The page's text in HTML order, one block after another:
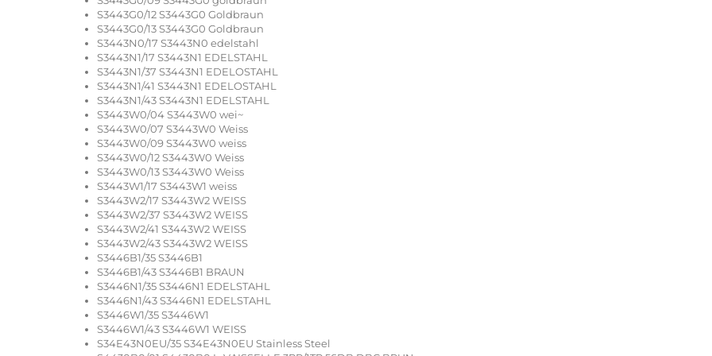
S3443G0/12 S3443G0 Goldbraun
S3443G0/13 S3443G0 Goldbraun
S3443N0/17 S3443N0 edelstahl
S3443N1/17 S3443N1 EDELSTAHL
S3443N1/37 S3443N1 EDELOSTAHL
S3443N1/41 S3443N1 EDELOSTAHL
S3443N1/43 S3443N1 EDELSTAHL
S3443W0/04 S3443W0 wei~
S3443W0/07 S3443W0 Weiss
S3443W0/09 S3443W0 weiss
S3443W0/12 S3443W0 Weiss
S3443W0/13 S3443W0 Weiss
S3443W1/17 S3443W1 weiss
S3443W2/17 S3443W2 WEISS
S3443W2/37 S3443W2 WEISS
S3443W2/41 S3443W2 WEISS
S3443W2/43 S3443W2 WEISS
S3446B1/35 S3446B1
S3446B1/43 S3446B1 BRAUN
S3446N1/35 S3446N1 EDELSTAHL
S3446N1/43 S3446N1 EDELSTAHL
S3446W1/35 S3446W1
S3446W1/43 S3446W1 WEISS
S34E43N0EU/35 S34E43N0EU Stainless Steel